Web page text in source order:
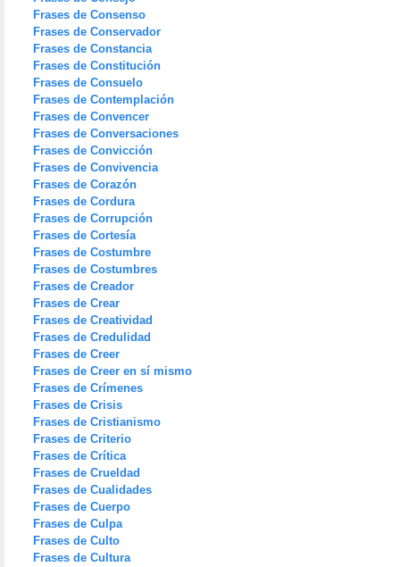
Frases de Consenso
Frases de Conservador
Frases de Constancia
Frases de Constitución
Frases de Consuelo
Frases de Contemplación
Frases de Convencer
Frases de Conversaciones
Frases de Convicción
Frases de Convivencia
Frases de Corazón
Frases de Cordura
Frases de Corrupción
Frases de Cortesía
Frases de Costumbre
Frases de Costumbres
Frases de Creador
Frases de Crear
Frases de Creatividad
Frases de Credulidad
Frases de Creer
Frases de Creer en sí mismo
Frases de Crímenes
Frases de Crisis
Frases de Cristianismo
Frases de Criterio
Frases de Crítica
Frases de Crueldad
Frases de Cualidades
Frases de Cuerpo
Frases de Culpa
Frases de Culto
Frases de Cultura